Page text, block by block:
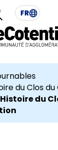
FR
du Clos
du